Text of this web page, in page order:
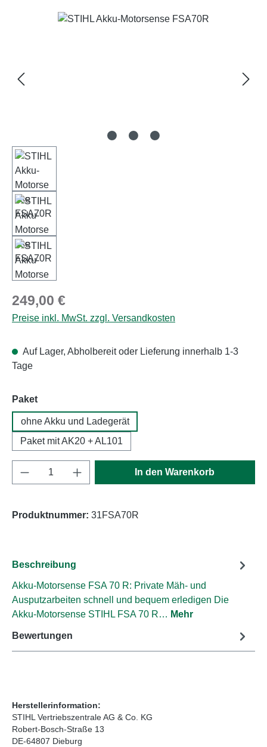
Regulärer Preis:
249,00 €
Preise inkl. MwSt. zzgl. Versandkosten
Auf Lager, Abholbereit oder Lieferung innerhalb 1-3
Tage
Paketauswählen
ohne Akku und Ladegerät
Paket mit AK20 + AL101
Produkt Anzahl: Gib den gewünschten
In den Warenkorb
Produktnummer: 31FSA70R
Beschreibung
Akku-Motorsense FSA 70 R: Private Mäh- und
Ausputzarbeiten schnell und bequem erledigen Die
Akku-Motorsense STIHL FSA 70 R… Mehr
Bewertungen
Herstellerinformation:
STIHL Vertriebszentrale AG & Co. KG
Robert-Bosch-Straße 13
DE-64807 Dieburg